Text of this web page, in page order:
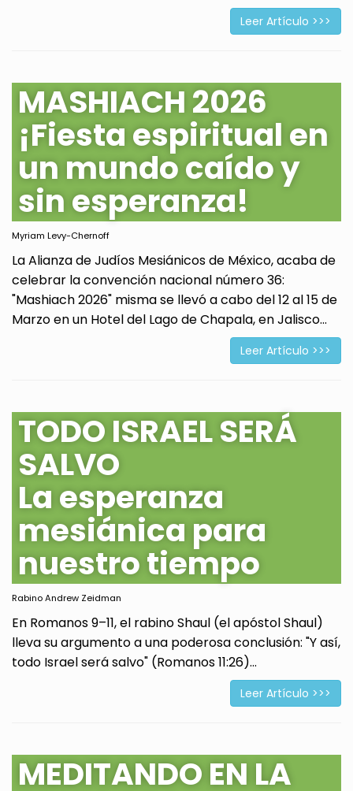
Leer Artículo >>>
MASHIACH 2026
¡Fiesta espiritual en
un mundo caído y
sin esperanza!
Myriam Levy-Chernoff
La Alianza de Judíos Mesiánicos de México, acaba de
celebrar la convención nacional número 36:
"Mashiach 2026" misma se llevó a cabo del 12 al 15 de
Marzo en un Hotel del Lago de Chapala, en Jalisco...
Leer Artículo >>>
TODO ISRAEL SERÁ
SALVO
La esperanza
mesiánica para
nuestro tiempo
Rabino Andrew Zeidman
En Romanos 9–11, el rabino Shaul (el apóstol Shaul)
lleva su argumento a una poderosa conclusión: "Y así,
todo Israel será salvo" (Romanos 11:26)...
Leer Artículo >>>
MEDITANDO EN LA